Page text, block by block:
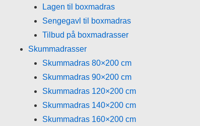
Lagen til boxmadras
Sengegavl til boxmadras
Tilbud på boxmadrasser
Skummadrasser
Skummadras 80×200 cm
Skummadras 90×200 cm
Skummadras 120×200 cm
Skummadras 140×200 cm
Skummadras 160×200 cm